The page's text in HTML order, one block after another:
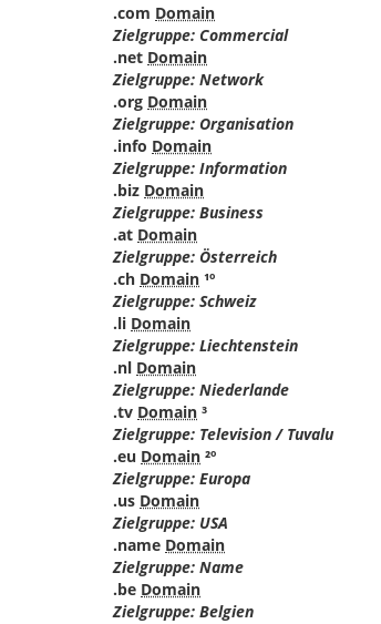
.com Domain
Zielgruppe: Commercial
.net Domain
Zielgruppe: Network
.org Domain
Zielgruppe: Organisation
.info Domain
Zielgruppe: Information
.biz Domain
Zielgruppe: Business
.at Domain
Zielgruppe: Österreich
.ch Domain ¹º
Zielgruppe: Schweiz
.li Domain
Zielgruppe: Liechtenstein
.nl Domain
Zielgruppe: Niederlande
.tv Domain ³
Zielgruppe: Television / Tuvalu
.eu Domain ²º
Zielgruppe: Europa
.us Domain
Zielgruppe: USA
.name Domain
Zielgruppe: Name
.be Domain
Zielgruppe: Belgien